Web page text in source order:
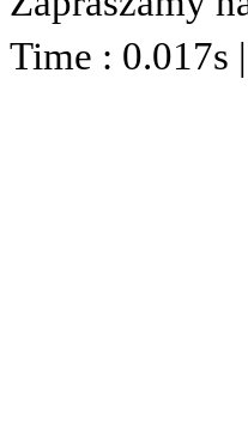
Time : 0.017s